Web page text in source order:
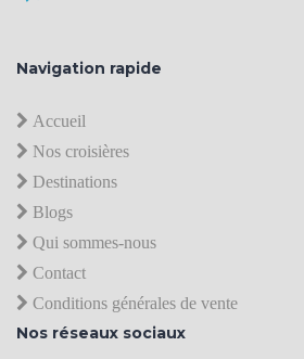
Navigation rapide
Accueil
Nos croisières
Destinations
Blogs
Qui sommes-nous
Contact
Conditions générales de vente
Nos réseaux sociaux